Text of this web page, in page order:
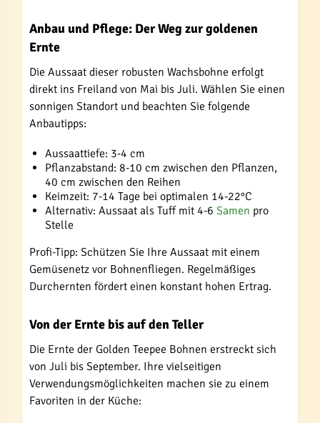
Anbau und Pflege: Der Weg zur goldenen
Ernte
Die Aussaat dieser robusten Wachsbohne erfolgt
direkt ins Freiland von Mai bis Juli. Wählen Sie einen
sonnigen Standort und beachten Sie folgende
Anbautipps:
Aussaattiefe: 3-4 cm
Pflanzabstand: 8-10 cm zwischen den Pflanzen,
40 cm zwischen den Reihen
Keimzeit: 7-14 Tage bei optimalen 14-22°C
Alternativ: Aussaat als Tuff mit 4-6 Samen pro
Stelle
Profi-Tipp: Schützen Sie Ihre Aussaat mit einem
Gemüsenetz vor Bohnenfliegen. Regelmäßiges
Durchernten fördert einen konstant hohen Ertrag.
Von der Ernte bis auf den Teller
Die Ernte der Golden Teepee Bohnen erstreckt sich
von Juli bis September. Ihre vielseitigen
Verwendungsmöglichkeiten machen sie zu einem
Favoriten in der Küche: